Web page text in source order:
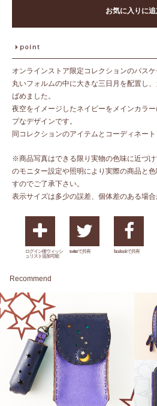
お気に入りに
オンラインストア限定コレクションのパスケ
丸いフォルムの中に大きな三日月を配置し
ばめました。
夜空をイメージしたネイビーをメインカラ
プなデザインです。
同コレクションのアイテムとコーディネー
※商品写真はできる限り実物の色味に近づ
のモニター設定や照明により実際の商品と
すのでご了承下さい。
表示サイズは多少の誤差、個体差のある場合
ログイン後ウィッシ
ュリスト追加可能
twitterで共有 facebookで共有
Recommend